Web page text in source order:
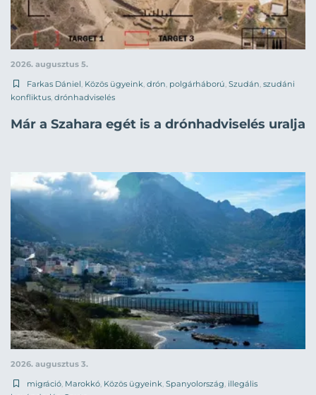
2026. augusztus 5.
Farkas Dániel Közös ügyeink drón polgárháború Szudán szudáni
konfliktus drónhadviselés
Már a Szahara egét is a drónhadviselés uralja
2026. augusztus 3.
migráció, Marokkó, Közös ügyeink, Spanyolország, illegális